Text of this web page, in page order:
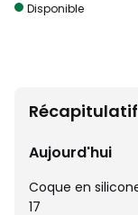
Disponible
Récapitulatif
Aujourd'hui
Coque en
17